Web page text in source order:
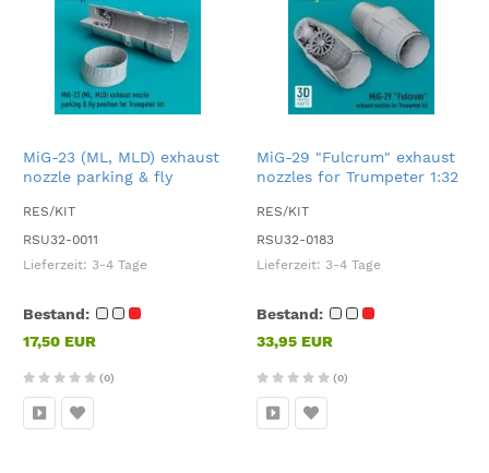
MiG-23 (ML, MLD) exhaust
nozzle parking & fly
RES/KIT
RSU32-0011
Lieferzeit: 3-4 Tage
Bestand:
17,50 EUR
(0)
MiG-29 "Fulcrum" exhaust
nozzles for Trumpeter 1:32
RES/KIT
RSU32-0183
Lieferzeit: 3-4 Tage
Bestand:
33,95 EUR
(0)